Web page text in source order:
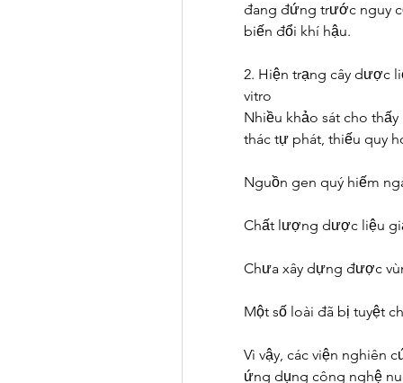
đang đứng trước nguy
biến đổi khí hậu.
2. Hiện trạng cây dược
vitro
Nhiều khảo sát cho
thác tự phát, thiếu quy
Nguồn gen quý hiếm
Chất lượng dược liệu
Chưa xây dựng được
Một số loài đã bị tuyệt
Vì vậy, các viện nghiên
ứng dụng công nghệ